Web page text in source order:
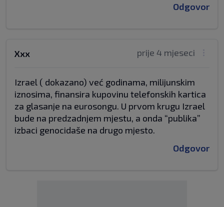
Odgovor
prije 4 mjeseci
Xxx
Izrael ( dokazano) već godinama, milijunskim
iznosima, finansira kupovinu telefonskih kartica
za glasanje na eurosongu. U prvom krugu Izrael
bude na predzadnjem mjestu, a onda “publika”
izbaci genocidaše na drugo mjesto.
Odgovor